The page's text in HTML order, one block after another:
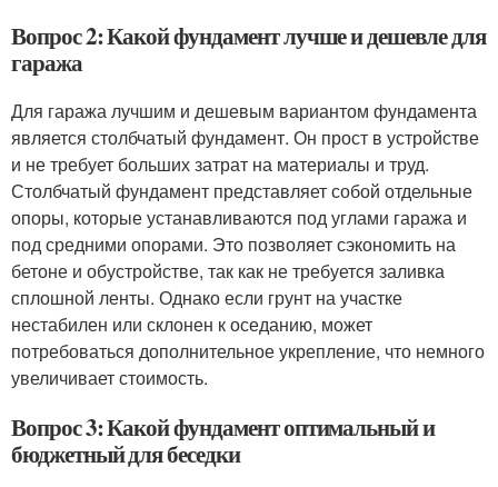
Вопрос 2: Какой фундамент лучше и дешевле для
гаража
Для гаража лучшим и дешевым вариантом фундамента
является столбчатый фундамент. Он прост в устройстве
и не требует больших затрат на материалы и труд.
Столбчатый фундамент представляет собой отдельные
опоры, которые устанавливаются под углами гаража и
под средними опорами. Это позволяет сэкономить на
бетоне и обустройстве, так как не требуется заливка
сплошной ленты. Однако если грунт на участке
нестабилен или склонен к оседанию, может
потребоваться дополнительное укрепление, что немного
увеличивает стоимость.
Вопрос 3: Какой фундамент оптимальный и
бюджетный для беседки